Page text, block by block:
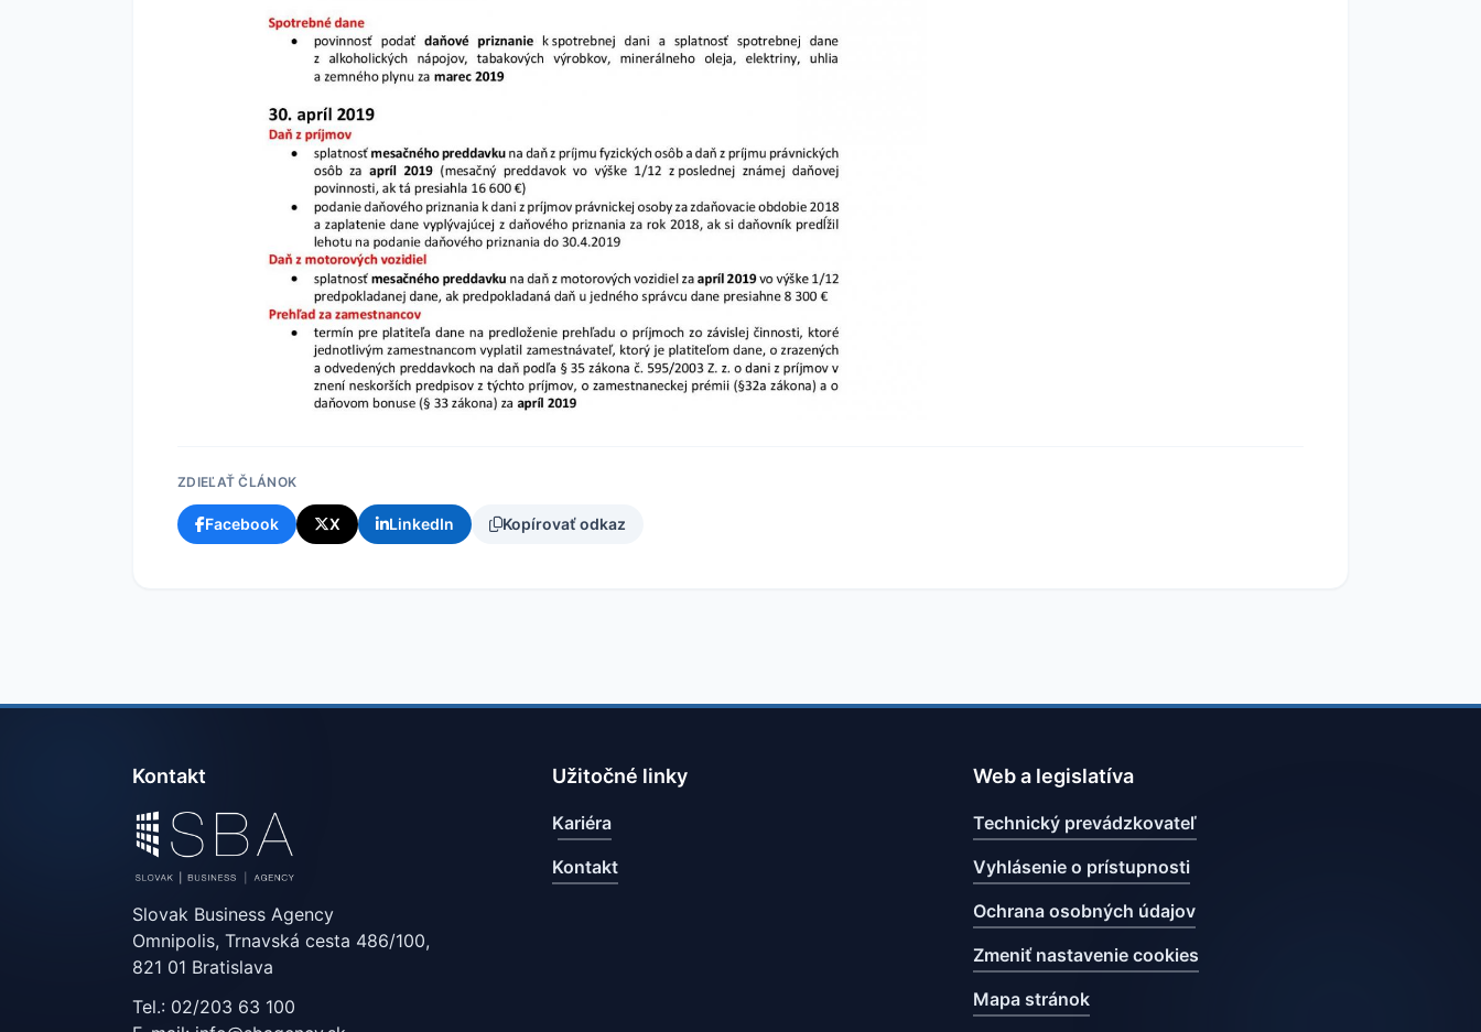
ZDIEĽAŤ ČLÁNOK
Facebook X LinkedIn Kopírovať odkaz
Kontakt
Slovak Business Agency
Omnipolis, Trnavská cesta 486/100,
821 01 Bratislava
Tel.: 02/203 63 100
Užitočné linky
Kariéra
Kontakt
Web a legislatíva
Technický prevádzkovateľ
Vyhlásenie o prístupnosti
Ochrana osobných údajov
Zmeniť nastavenie cookies
Mapa stránok